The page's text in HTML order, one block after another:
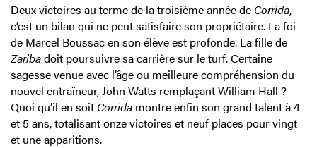
Deux victoires au terme de la troisième année de Corrida,
c’est un bilan qui ne peut satisfaire son propriétaire. La foi
de Marcel Boussac en son élève est profonde. La fille de
Zaribadoit poursuivre sa carrière sur le turf. Certaine
sagesse venue avec l’âge ou meilleure compréhension du
nouvel entraîneur, John Watts remplaçant William Hall ?
Quoi qu’il en soit Corrida montre enfin son grand talent à 4
et 5 ans, totalisant onze victoires et neuf places pour vingt
et une apparitions.